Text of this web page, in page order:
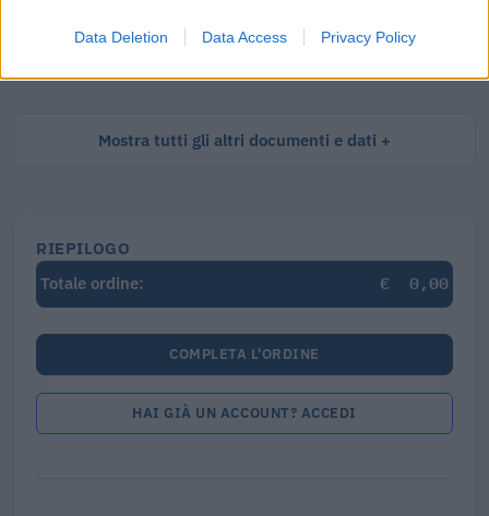
Data Deletion Data Access Privacy Policy
€ 6,98 IVA inclusa
Mostra tutti gli altri documenti e dati
RIEPILOGO
Totale ordine:
€ 0,00
COMPLETA L'ORDINE
HAI GIÀ UN ACCOUNT? ACCEDI